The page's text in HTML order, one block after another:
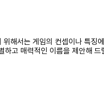
해서는 게임의 컨셉이나 특
고 매력적인 이름을 제안해